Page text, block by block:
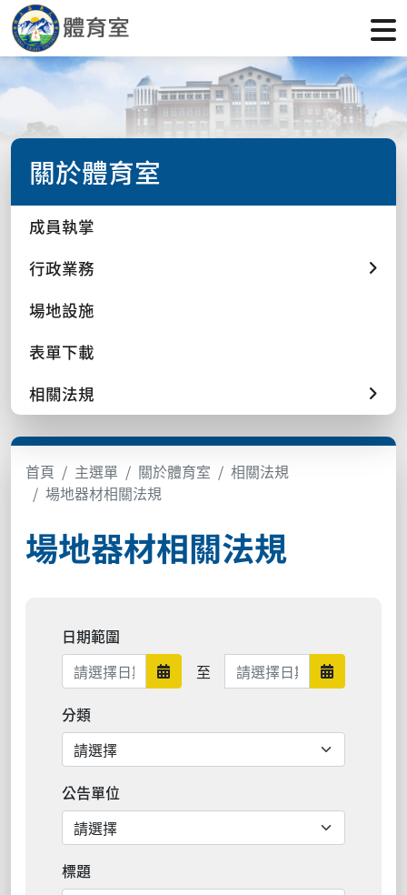
關於體育室
成員執掌
行政業務
場地設施
表單下載
相關法規
首頁 主選單 關於體育室
相關法規
場地器材相關法規
場地器材相關法規
日期範圍
日期範圍開始
至 日期範圍結束 日期範圍
分類
公告單位
標題